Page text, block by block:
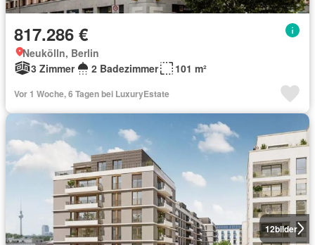
817.286 €
Neukölln, Berlin
3 Zimmer
2 Badezimmer 101 m²
Vor 1 Woche, 6 Tagen bei LuxuryEstate
12bilder